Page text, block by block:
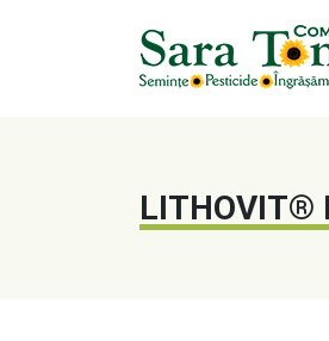
LITHOVIT®